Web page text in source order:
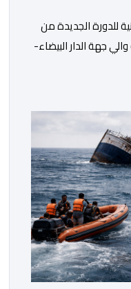
للدورة الجديدة من
جهة الدار البيضاء-
مدنية وعسكرية
بالخيمة
المجلس […]